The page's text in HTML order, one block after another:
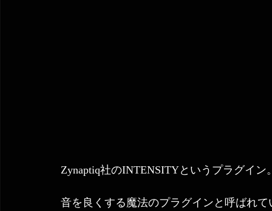
Zynaptiq社のINTENSITYというプラグイン
音を良くする魔法のプラグインと呼ばれ